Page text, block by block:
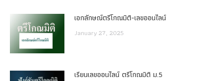
เอกลักษณ์ตรีโกณมิติ-เลขออนไลน์
January 27, 2025
เรียนเลขออนไลน์ ตรีโกณมิติ ม.5